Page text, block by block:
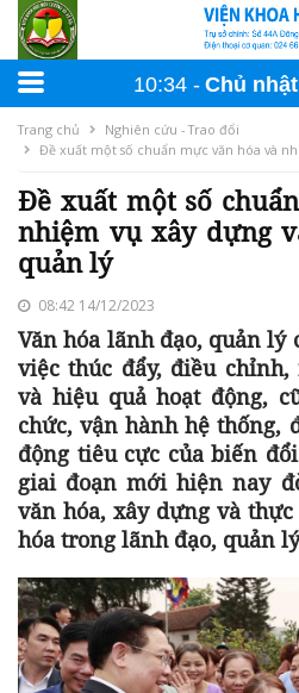
10:34 Chủ nhật
Trang chủ
Nghiên cứu - Trao đổi
Đề xuất một số chuẩn mực văn hóa và
Đề xuất một số
nhiệm vụ xây dựng
quản lý
08:42 14/12/2023
Văn hóa lãnh đạo, quản
việc thúc đẩy, điều
và hiệu quả hoạt động,
chức, vận hành hệ thống,
động tiêu cực của biến
giai đoạn mới hiện nay
văn hóa, xây dựng và
hóa trong lãnh đạo, quản